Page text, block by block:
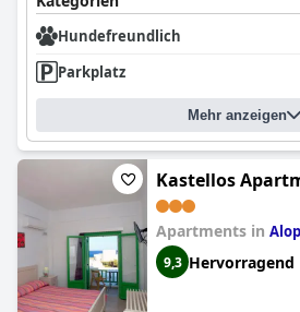
Hundefreundlich
Parkplatz
Mehr anzeigen
Kastellos
Apartments in
9,3 Hervorragend